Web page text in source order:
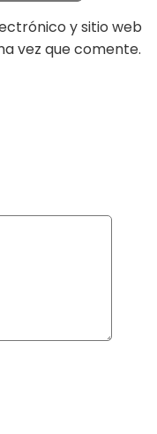
y sitio web
vez que comente.